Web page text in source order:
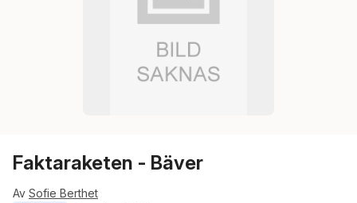
Faktaraketen - Bäver
Av Sofie Berthet